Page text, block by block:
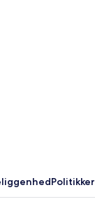
Politikker